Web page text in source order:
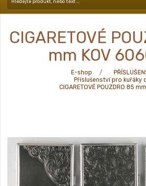
CIGARETOVÉ
mm KOV
E-shop
Příslušenství pro kuřáky
CIGARETOVÉ POUZDRO 85